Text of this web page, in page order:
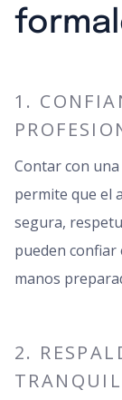
1.
Contar con
permite que el
segura,
pueden confiar
manos
2.